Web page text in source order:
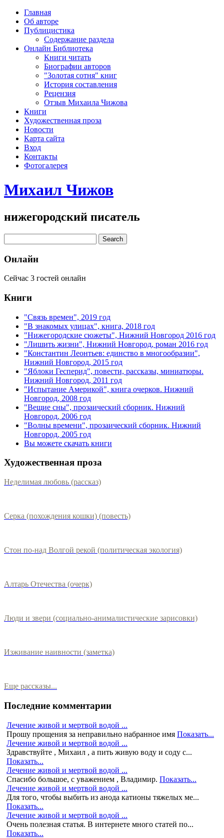
Главная
Об авторе
Публицистика
Содержание раздела
Онлайн Библиотека
Книги читать
Биографии авторов
"Золотая сотня" книг
История составления
Рецензия
Отзыв Михаила Чижова
Книги
Художественная проза
Новости
Карта сайта
Вход
Контакты
Фотогалерея
Михаил Чижов
нижегородский писатель
Онлайн
Сейчас 3 гостей онлайн
Книги
"Связь времен", 2019 год
"В знакомых улицах", книга, 2018 год
"Нижегородские сюжеты", Нижний Новгород 2016 год
"Лишить жизни", Нижний Новгород, роман 2016 год
"Константин Леонтьев: единство в многообразии",
Нижний Новгород, 2015 год
"Яблоки Гесперид", повести, рассказы, миниатюры.
Нижний Новгород, 2011 год
"Испытание Америкой", книга очерков. Нижний
Новгород, 2008 год
"Вещие сны", прозаический сборник. Нижний
Новгород, 2006 год
"Волны времени", прозаический сборник. Нижний
Новгород, 2005 год
Вы можете скачать книги
Художественная проза
Неделимая любовь (рассказ)
Серка (похождения кошки) (повесть)
Стон по-над Волгой рекой (политическая экология)
Алтарь Отечества (очерк)
Люди и звери (социально-анималистические зарисовки)
Изживание наивности (заметка)
Еще рассказы...
Последние комментарии
Лечение живой и мертвой водой ...
Прошу прощения за неправильно набранное имя Показать...
Лечение живой и мертвой водой ...
Здравствуйте , Михаил , а пить живую воду и соду с...
Показать...
Лечение живой и мертвой водой ...
Спасибо большое, с уважением , Владимир. Показать...
Лечение живой и мертвой водой ...
Для того, чтобы выбить из анода катионы тяжелых ме...
Показать...
Лечение живой и мертвой водой ...
Очень полезная статья. В интернете много статей по...
Показать...